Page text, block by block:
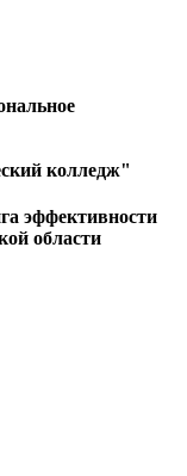
колледж"
эффективности
области